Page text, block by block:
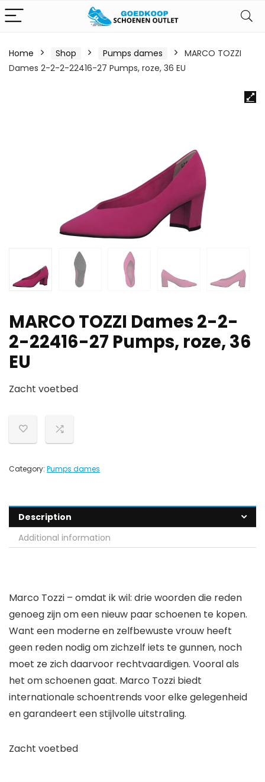
Home Shop Pumps dames
MARCO TOZZI
Dames 2-2-2-22416-27 Pumps, roze, 36 EU
MARCO TOZZI Dames 2-2-
2-22416-27 Pumps, roze, 36
EU
Zacht voetbed
Category: Pumps dames
Description
Additional information
Marco Tozzi – omdat ik wil: drie woorden die reden
genoeg zijn om een nieuw paar schoenen te kopen.
Want een moderne en zelfbewuste vrouw heeft
geen reden nodig om zichzelf iets te gunnen, noch
moet ze zich daarvoor rechtvaardigen. Vooral als
het om schoenen gaat. Marco Tozzi biedt
internationale schoentrends voor elke gelegenheid
en garandeert een stijlvolle uitstraling.
Zacht voetbed